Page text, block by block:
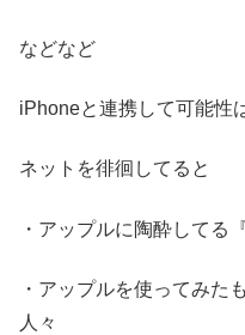
などなど
iPhoneと連携して可能性
ネットを徘徊してると
・アップルに陶酔してる
・アップルを使ってみた
人々